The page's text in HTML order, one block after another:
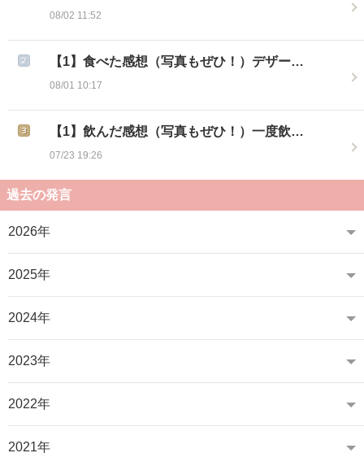
08/02 11:52
【1】食べた感想（写真もぜひ！）デザー…
08/01 10:17
【1】飲んだ感想（写真もぜひ！）一度飲…
07/23 19:26
過去の発言
2026年
2025年
2024年
2023年
2022年
2021年